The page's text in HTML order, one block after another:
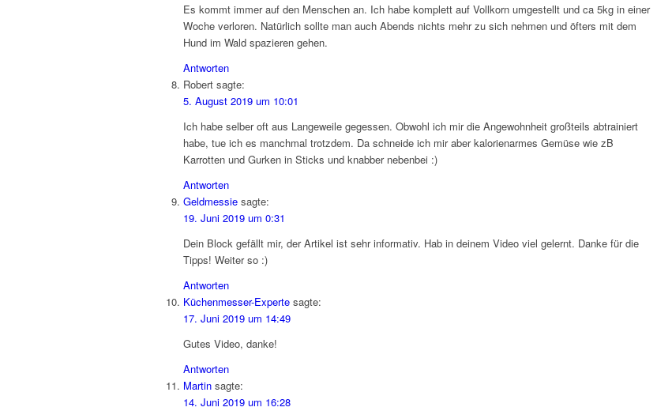
Es kommt immer auf den Menschen an. Ich habe komplett auf Vollkorn umgestellt und ca 5kg in einer
Woche verloren. Natürlich sollte man auch Abends nichts mehr zu sich nehmen und öfters mit dem
Hund im Wald spazieren gehen.
Antworten
Robert sagte:
5. August 2019 um 10:01
Ich habe selber oft aus Langeweile gegessen. Obwohl ich mir die Angewohnheit großteils abtrainiert
habe, tue ich es manchmal trotzdem. Da schneide ich mir aber kalorienarmes Gemüse wie zB
Karrotten und Gurken in Sticks und knabber nebenbei :)
Antworten
Geldmessie sagte:
19. Juni 2019 um 0:31
Dein Block gefällt mir, der Artikel ist sehr informativ. Hab in deinem Video viel gelernt. Danke für die
Tipps! Weiter so :)
Antworten
Küchenmesser-Experte sagte:
17. Juni 2019 um 14:49
Gutes Video, danke!
Antworten
Martin sagte:
14. Juni 2019 um 16:28